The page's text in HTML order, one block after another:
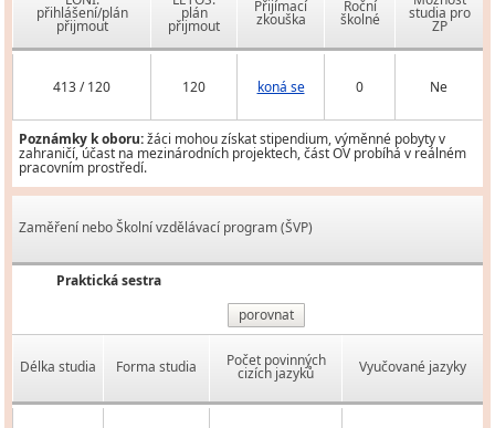
přihlášení/plán
přijmout
plán
přijmout
Přijímací
zkouška
Roční
školné studia pro
ZP
413 / 120 120 koná se 0 Ne
Poznámky k oboru:žáci mohou získat stipendium, výměnné pobyty v
zahraničí, účast na mezinárodních projektech, část OV probíhá v reálném
pracovním prostředí.
Zaměření nebo Školní vzdělávací program (ŠVP)
Praktická sestra
porovnat
Délka studia Forma studia Počet povinných
cizích jazyků Vyučované jazyky